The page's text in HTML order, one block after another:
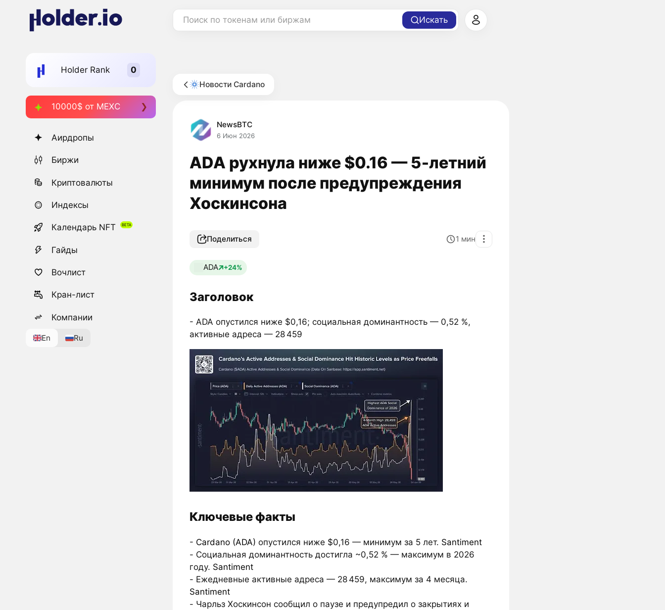
Поиск по токенам или биржам Искать
Holder Rank
10000$ от MEXC
Аирдропы
Биржи
Криптовалюты
Индексы
Календарь NFT
Гайды
Вочлист
Кран-лист
Компании
En Ru
Новости Cardano
NewsBTC
6 Июн 2026
ADA рухнула ниже $0.16 — 5‑летний
минимум после предупреждения
Хоскинсона
Поделиться 1 мин
ADA +24%
Заголовок
- ADA опустился ниже $0,16; социальная доминантность — 0,52 %,
активные адреса — 28 459
Ключевые факты
- Cardano (ADA) опустился ниже $0,16 — минимум за 5 лет. Santiment
- Социальная доминантность достигла ~0,52 % — максимум в 2026
году. Santiment
- Ежедневные активные адреса — 28 459, максимум за 4 месяца.
Santiment
- Чарльз Хоскинсон сообщил о паузе и предупредил о закрытиях и